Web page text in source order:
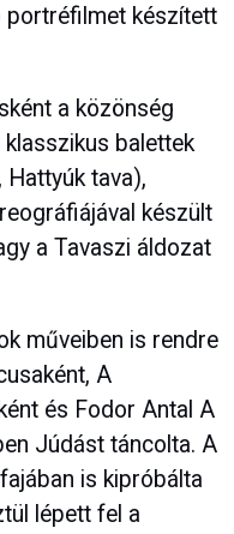
portréfilmet készített
a közönség
balettek
Hattyúk tava),
készült
a Tavaszi áldozat
műveiben is rendre
A
és Fodor Antal A
Júdást táncolta. A
is kipróbálta
lépett fel a